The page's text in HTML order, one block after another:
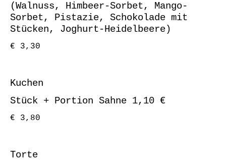
(Walnuss, Himbeer-Sorbet, Mango-
Sorbet, Pistazie, Schokolade mit
Stücken, Joghurt-Heidelbeere)
€ 3,30
Kuchen
Stück + Portion Sahne 1,10 €
€ 3,80
Torte